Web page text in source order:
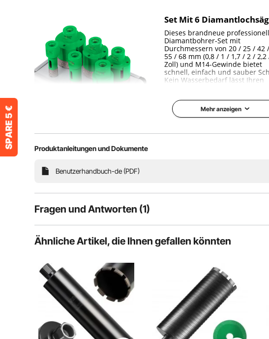
Set Mit 6
Dieses brandneue
Diamantbohrer-Set mit
Durchmessern von 20 / 25 / 42
55 / 68 mm (0,8 / 1 / 1,7 / 2 / 2,2
Zoll) und M14-Gewinde bietet
schnell, einfach und sauber
Kein Wasserbedarf lässt Ihren
Robuste und langlebige
Materialien
Hochleistung
Mehr anzeigen
Produktanleitungen und Dokumente
Benutzerhandbuch-de (PDF)
Fragen und Antworten (1)
1 Fragen
Gibt es für das Diamantbohrerset auch einAdapter für das M14
Diese Frage beantworten
Hallo, wir bedauern, Ihnen mitteilen zu müssen, dass unsere Website
Bedürfnisse jedoch an die Einkaufsabteilung des Unternehmens
hoffen, dass Sie auf unserer Website das kaufen können, was Sie benötigen
Ähnliche Artikel, die Ihnen gefallen könnten